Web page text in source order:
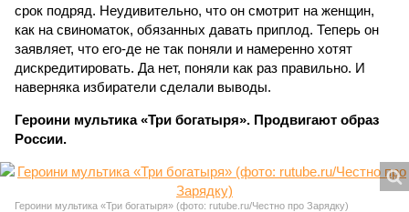
срок подряд. Неудивительно, что он смотрит на женщин,
как на свиноматок, обязанных давать приплод. Теперь он
заявляет, что его-де не так поняли и намеренно хотят
дискредитировать. Да нет, поняли как раз правильно. И
наверняка избиратели сделали выводы.
Героини мультика «Три богатыря». Продвигают образ
России.
Героини мультика «Три богатыря» (фото: rutube.ru/Честно про Зарядку)